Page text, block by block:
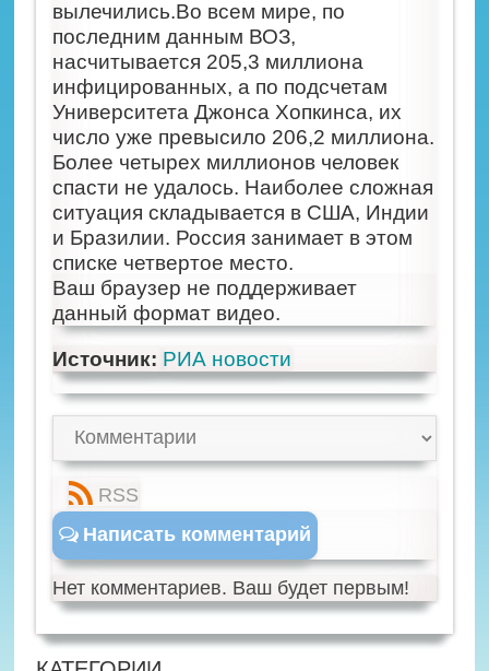
вылечились.Во всем мире, по
последним данным ВОЗ,
насчитывается 205,3 миллиона
инфицированных, а по подсчетам
Университета Джонса Хопкинса, их
число уже превысило 206,2 миллиона.
Более четырех миллионов человек
спасти не удалось. Наиболее сложная
ситуация складывается в США, Индии
и Бразилии. Россия занимает в этом
списке четвертое место.
Ваш браузер не поддерживает
данный формат видео.
Источник: РИА новости
RSS
Написать комментарий
Нет комментариев. Ваш будет первым!